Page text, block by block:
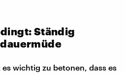
Ständig
wichtig zu betonen, dass es